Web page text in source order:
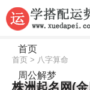
首页
周公解梦
首页 > 八字算命
株洲起名网(